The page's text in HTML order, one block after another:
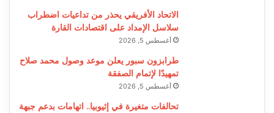
الاتحاد الأفريقي يحذر من تداعيات اضطراب
سلاسل الإمداد على اقتصادات القارة
أغسطس 5, 2026
طرابزون سبور يعلن موعد وصول محمد صلاح
تمهيدًا لإتمام الصفقة
أغسطس 5, 2026
تحالفات متغيرة في إثيوبيا.. اتهامات بدعم جبهة